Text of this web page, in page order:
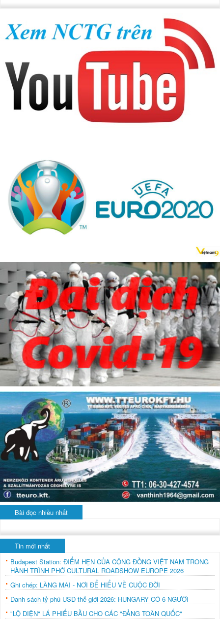
Bài đọc nhiều nhất
Tin mới nhất
Budapest Station: ĐIỂM HẸN CỦA CỘNG ĐỒNG VIỆT NAM TRONG
HÀNH TRÌNH PHỞ CULTURAL ROADSHOW EUROPE 2026
Ghi chép: LÀNG MAI - NƠI ĐỂ HIỂU VỀ CUỘC ĐỜI
Danh sách tỷ phú USD thế giới 2026: HUNGARY CÓ 6 NGƯỜI
"LỘ DIỆN" LÁ PHIẾU BẦU CHO CÁC "ĐẢNG TOÀN QUỐC"